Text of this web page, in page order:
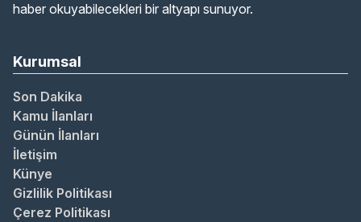
haber okuyabilecekleri bir altyapı sunuyor.
Kurumsal
Son Dakika
Kamu İlanları
Günün İlanları
İletişim
Künye
Gizlilik Politikası
Çerez Politikası